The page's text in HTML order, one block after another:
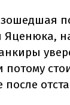
Яценюка,